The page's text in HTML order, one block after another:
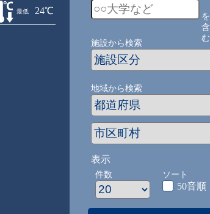
最低 24℃
を
含
む
施設から検索
地域から検索
表示
件数 ソート
50音順